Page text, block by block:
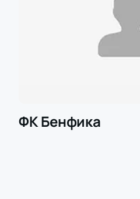
ФК Бенфика